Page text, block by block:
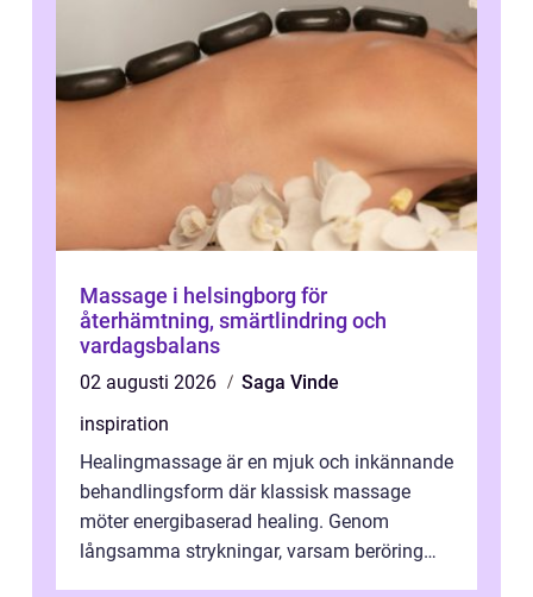
Massage i helsingborg för
återhämtning, smärtlindring och
vardagsbalans
02 augusti 2026
Saga Vinde
inspiration
Healingmassage är en mjuk och inkännande
behandlingsform där klassisk massage
möter energibaserad healing. Genom
långsamma strykningar, varsam beröring